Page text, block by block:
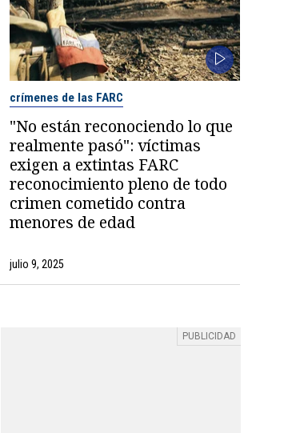
crímenes de las FARC
"No están reconociendo lo que
realmente pasó": víctimas
exigen a extintas FARC
reconocimiento pleno de todo
crimen cometido contra
menores de edad
julio 9, 2025